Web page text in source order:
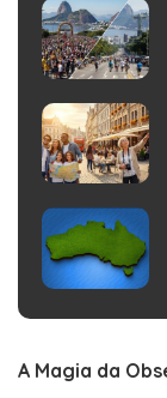
A Magia da